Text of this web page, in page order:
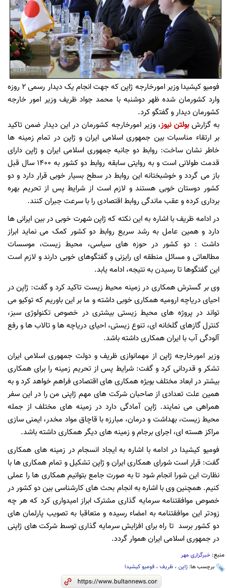
فومیو کیشیدا وزیر امورخارجه ژاپن که جهت انجام یک دیدار رسمی ۲ روزه
وارد کشورمان شده ظهر دوشنبه با محمد جواد ظریف وزیر امور خارجه
کشورمان دیدار و گفتگو کرد.
به گزارشبولتن نیوز، وزیر امورخارجه کشورمان در این دیدار ضمن تاکید
بر ارتقاء مناسبات بین جمهوری اسلامی ایران و ژاپن در تمام زمینه ها
خاطر نشان ساخت: روابط دو جانبه جمهوری اسلامی ایران و ژاپن دارای
قدمت طولانی است و به روایتی سابقه روابط دو کشور به ۱۴۰۰ سال قبل
باز می گردد و خوشبختانه این روابط در سطح بسیار خوبی قرار دارد و دو
کشور دوستان خوبی هستند و لازم است از شرایط پس از تحریم بهره
برداری کرده و عقب ماندگی روابط اقتصادی را با سرعت جبران کنند.
در ادامه ظریف با اشاره به این نکته که ژاپن شهرت خوبی در بین ایرانی ها
دارد و همین عامل به رشد سریع روابط دو کشور کمک می نماید ابراز
داشت : دو کشور در حوزه های سیاسی، محیط زیست، موسسات
مطالعاتی و مسائل منطقه ای رایزنی و گفتگوهای خوبی دارند و لازم است
این گفتگوها تا رسیدن به نتیجه، ادامه یابد.
وی بر گسترش همکاری در زمینه محیط زیست تاکید کرد و گفت: ژاپن در
احیای دریاچه ارومیه همکاری خوبی داشته و ما بر این باوریم که توکیو می
تواند در پروژه های محیط زیستی بیشتری در خصوص تکنولوژی سبز،
کنترل گازهای گلخانه ای، تنوع زیستی، احیای دریاچه ها و تالاب ها و رفع
آلودگی آب با ایران همکاری داشته باشد.
وزیر امورخارجه ژاپن از مهمانوازی ظریف و دولت جمهوری اسلامی ایران
تشکر و قدردانی کرد و گفت: شرایط پس از تحریم زمینه را برای همکاری
بیشتر در ابعاد مختلف بویژه همکاری های اقتصادی فراهم خواهد کرد و به
همین علت تعدادی از صاحبان شرکت های مهم ژاپنی من را در این سفر
همراهی می نمایند. ژاپن آمادگی دارد در زمینه های مختلف از جمله
محیط زیست، بهداشت و درمان، مبارزه با قاچاق مواد مخدر، ایمنی سازی
مراکز هسته ای، اجرای برجام و زمینه های دیگر همکاری داشته باشد.
فومیو کیشیدا در ادامه با اشاره به ایجاد انسجام در زمینه های همکاری
گفت: قرار است شورای همکاری ایران و ژاپن تشکیل و تمام همکاری ها با
نظارت این شورا انجام شود تا به صورت جامع بتوانیم همکاری ها را عملی
کنیم. همچنین وی با اشاره به انجام بحث های کارشناسی بین دو کشور در
خصوص موافقتنامه سرمایه گذاری مشترک ابراز امیدواری کرد که هر چه
زودتر این موافقتنامه به امضاء رسیده و متعاقبا به تصویب پارلمان های
دو کشور برسد تا راه برای افزایش سرمایه گذاری توسط شرکت های ژاپنی
در جمهوری اسلامی ایران هموار گردد.
منبع: خبرگزاری مهر
برچسب ها: ژاپن ، ظریف ، فومیو کیشیدا